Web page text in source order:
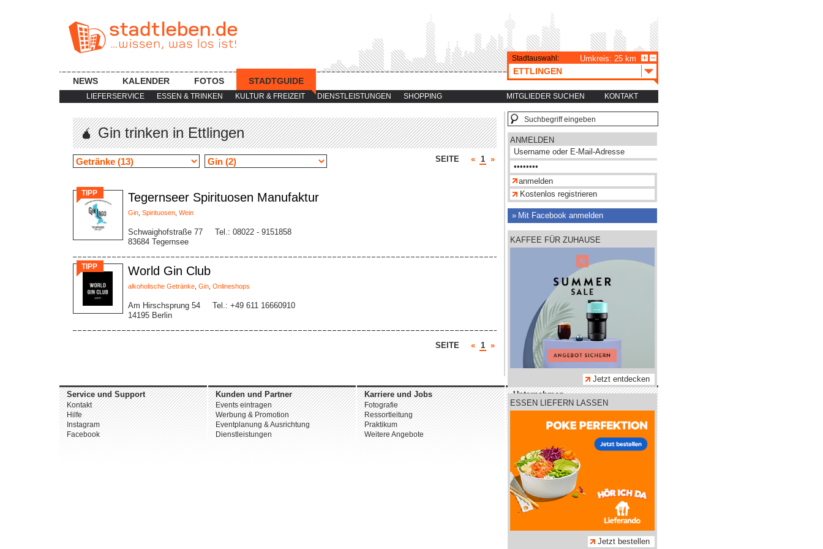
LIEFERSERVICE ESSEN & TRINKEN KULTUR & FREIZEIT DIENSTLEISTUNGEN SHOPPING MITGLIEDER SUCHEN KONTAKT
NEWS KALENDER FOTOS STADTGUIDE
Stadtauswahl: Umkreis: 25 km
ETTLINGEN
🧉 Gin trinken in Ettlingen
SEITE « 1 »
TIPP Tegernseer Spirituosen Manufaktur
Gin Spirituosen Wein
Schwaighofstraße 77
83684 Tegernsee
Tel.: 08022 - 9151858
TIPP World Gin Club
alkoholische Getränke Gin Onlineshops
Am Hirschsprung 54
14195 Berlin
Tel.: +49 611 16660910
SEITE « 1 »
ANMELDEN
Kostenlos registrieren
Mit Facebook anmelden
KAFFEE FÜR ZUHAUSE
Jetzt entdecken
ESSEN LIEFERN LASSEN
Jetzt bestellen
Service und Support
Kontakt
Hilfe
Instagram
Facebook
Kunden und Partner
Events eintragen
Werbung & Promotion
Eventplanung & Ausrichtung
Dienstleistungen
Karriere und Jobs
Fotografie
Ressortleitung
Praktikum
Weitere Angebote
Unternehmen
Über uns
© 2026 stadtleben GmbH